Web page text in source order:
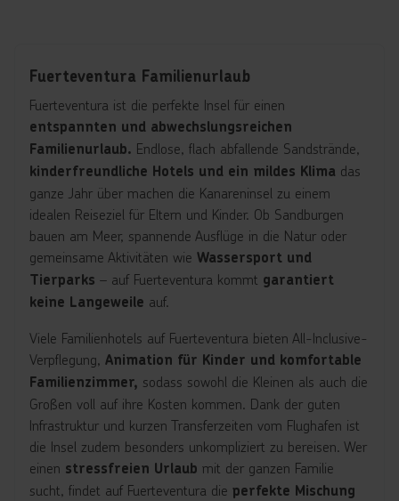
Fuerteventura Familienurlaub
Fuerteventura ist die perfekte Insel für einen
entspannten und abwechslungsreichen
Familienurlaub. Endlose, flach abfallende Sandstrände,
kinderfreundliche Hotels und ein mildes Klima das
ganze Jahr über machen die Kanareninsel zu einem
idealen Reiseziel für Eltern und Kinder. Ob Sandburgen
bauen am Meer, spannende Ausflüge in die Natur oder
gemeinsame Aktivitäten wie Wassersport und
Tierparks – auf Fuerteventura kommt garantiert
keine Langeweile auf.
Viele Familienhotels auf Fuerteventura bieten All-Inclusive-
Verpflegung, Animation für Kinder und komfortable
Familienzimmer, sodass sowohl die Kleinen als auch die
Großen voll auf ihre Kosten kommen. Dank der guten
Infrastruktur und kurzen Transferzeiten vom Flughafen ist
die Insel zudem besonders unkompliziert zu bereisen. Wer
einen stressfreien Urlaub mit der ganzen Familie
sucht, findet auf Fuerteventura die perfekte Mischung